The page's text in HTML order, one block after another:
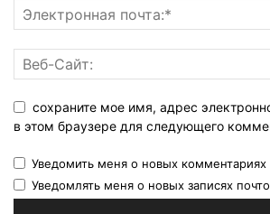
сохраните мое имя, адрес
в этом браузере для следующего
Уведомить меня о новых комментариях
Уведомлять меня о новых записях